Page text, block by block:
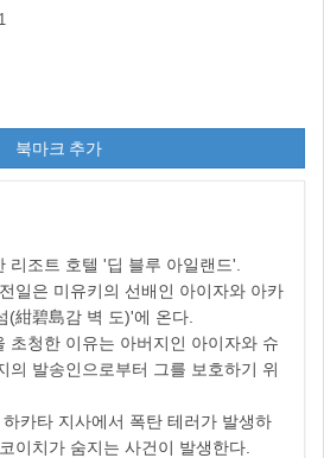
북마크 추가
리조트 호텔 '딥 블루 아일랜드'.
일은 미유키의 선배인 아이자와 아카
(紺碧島감 벽 도)'에 온다.
초청한 이유는 아버지인 아이자와 슈
의 발송인으로부터 그를 보호하기 위
카타 지사에서 폭탄 테러가 발생하
이치가 숨지는 사건이 발생한다.